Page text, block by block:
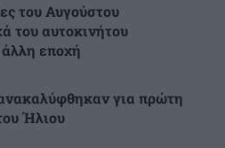
του Αυγούστου
του αυτοκινήτου
εποχή
για πρώτη
Ήλιου